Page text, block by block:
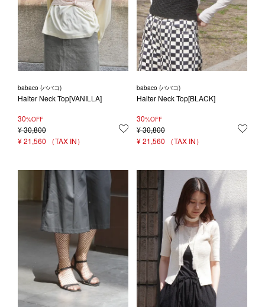
babaco (ババコ)
Halter Neck Top[VANILLA]
30%OFF
¥30,800
¥21,560
お気に入りに登録する
babaco (ババコ)
Halter Neck Top[BLACK]
30%OFF
¥30,800
¥21,560